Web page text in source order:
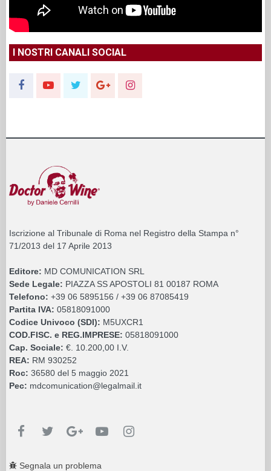
I NOSTRI CANALI SOCIAL
Iscrizione al Tribunale di Roma nel Registro della Stampa n°
71/2013 del 17 Aprile 2013
Editore: MD COMUNICATION SRL
Sede Legale: PIAZZA SS APOSTOLI 81 00187 ROMA
Telefono: +39 06 5895156 / +39 06 87085419
Partita IVA: 05818091000
Codice Univoco (SDI): M5UXCR1
COD.FISC. e REG.IMPRESE: 05818091000
Cap. Sociale: €. 10.200,00 I.V.
REA: RM 930252
Roc: 36580 del 5 maggio 2021
Pec: mdcomunication@legalmail.it
Segnala un problema